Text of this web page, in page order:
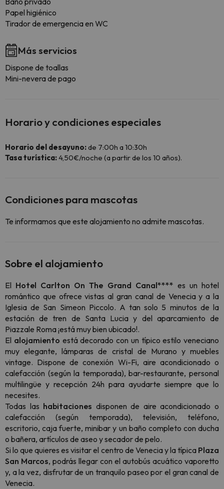
Papel higiénico
Tirador de emergencia en WC
Más servicios
Dispone de toallas
Mini-nevera de pago
Horario y condiciones especiales
Horario del desayuno:de 7:00h a 10:30h
Tasa turística:4,50€/noche (a partir de los 10 años).
Condiciones para mascotas
Te informamos que este alojamiento no admite mascotas.
Sobre el alojamiento
El Hotel Carlton On The Grand Canal**** es un hotel
romántico que ofrece vistas al gran canal de Venecia y a la
Iglesia de San Simeon Piccolo. A tan solo 5 minutos de la
estación de tren de Santa Lucia y del aparcamiento de
Piazzale Roma ¡está muy bien ubicado!.
El alojamiento está decorado con un típico estilo veneciano
muy elegante, lámparas de cristal de Murano y muebles
vintage. Dispone de conexión Wi-Fi, aire acondicionado o
calefacción (según la temporada), bar-restaurante, personal
multilingüe y recepción 24h para ayudarte siempre que lo
necesites.
Todas las habitaciones disponen de aire acondicionado o
calefacción (según temporada), televisión, teléfono,
escritorio, caja fuerte, minibar y un baño completo con ducha
o bañera, artículos de aseo y secador de pelo.
Si lo que quieres es visitar el centro de Venecia y la típicaPlaza
San Marcos, podrás llegar con el autobús acuático vaporetto
y, a la vez, disfrutar de un tranquilo paseo por el gran canal de
Venecia.